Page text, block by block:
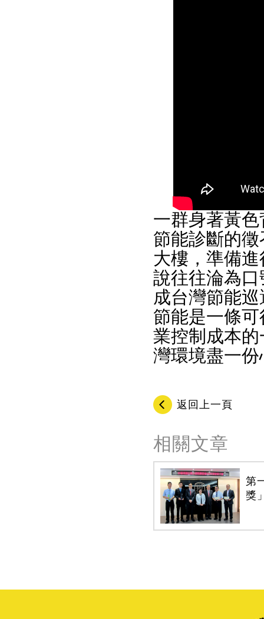
一群身著黃
節能診斷的
大樓，準備
說往往淪為
成台灣節能
節能是一條
業控制成本
灣環境盡一
返回上一頁
相關文章
第
獎